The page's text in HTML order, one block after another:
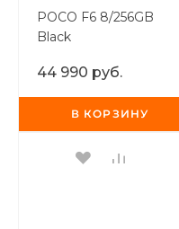
POCO F6 8/256GB
Black
44 990 руб.
В КОРЗИНУ